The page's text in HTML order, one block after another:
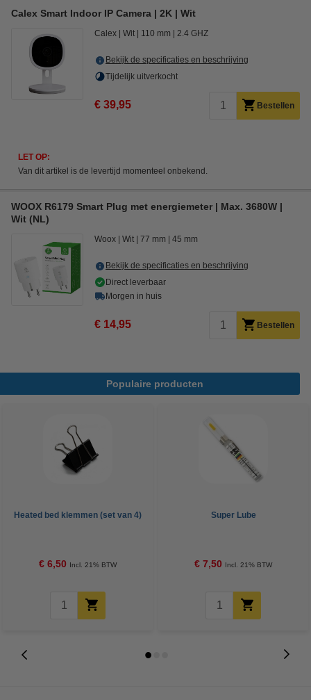
Calex Smart Indoor IP Camera | 2K | Wit
Calex Wit 110 mm 2.4 GHZ
Bekijk de specificaties en beschrijving
Tijdelijk uitverkocht
€ 39,95 Bestellen
LET OP:
Van dit artikel is de levertijd momenteel onbekend.
WOOX R6179 Smart Plug met energiemeter | Max. 3680W |
Wit (NL)
Woox Wit 77 mm 45 mm
Bekijk de specificaties en beschrijving
Direct leverbaar
Morgen in huis
€ 14,95 Bestellen
Populaire producten
Heated bed klemmen (set van 4)
€ 6,50 Incl. 21% BTW
Super Lube
€ 7,50 Incl. 21% BTW